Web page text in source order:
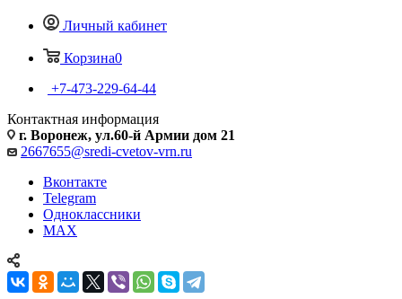
Личный кабинет
Корзина0
+7-473-229-64-44
Контактная информация
г. Воронеж, ул.60-й Армии дом 21
2667655@sredi-cvetov-vrn.ru
Вконтакте
Telegram
Одноклассники
MAX